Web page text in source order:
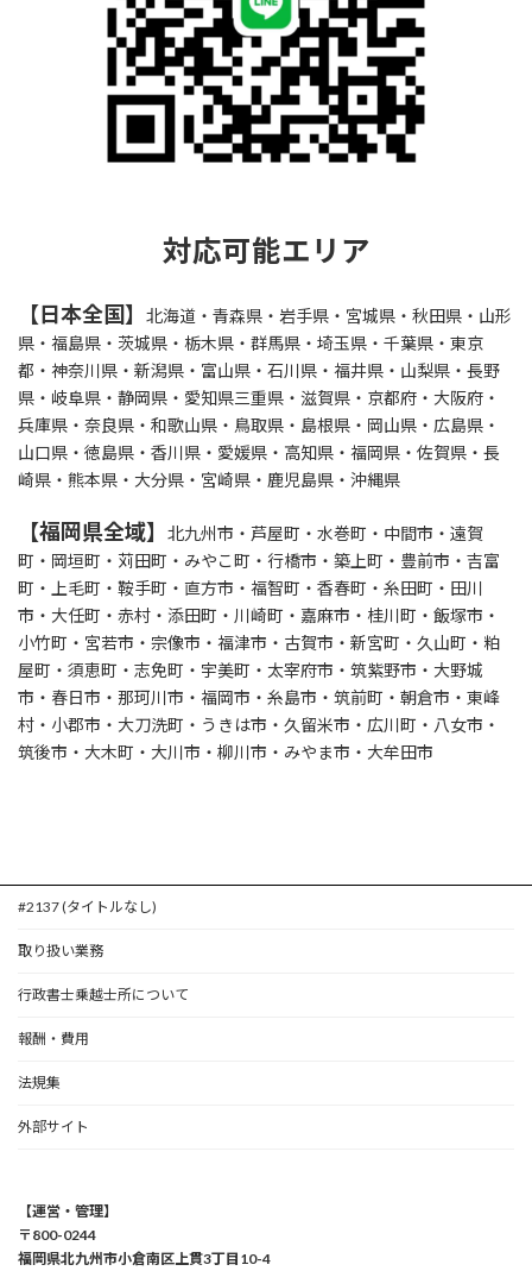
対応可能エリア
【日本全国】
北海道・青森県・岩手県・宮城県・秋田県・山形
県・福島県・茨城県・栃木県・群馬県・埼玉県・千葉県・東京
都・神奈川県・新潟県・富山県・石川県・福井県・山梨県・長野
県・岐阜県・静岡県・愛知県三重県・滋賀県・京都府・大阪府・
兵庫県・奈良県・和歌山県・鳥取県・島根県・岡山県・広島県・
山口県・徳島県・香川県・愛媛県・高知県・福岡県・佐賀県・長
崎県・熊本県・大分県・宮崎県・鹿児島県・沖縄県
【福岡県全域】
北九州市・芦屋町・水巻町・中間市・遠賀
町・岡垣町・苅田町・みやこ町・行橋市・築上町・豊前市・吉富
町・上毛町・鞍手町・直方市・福智町・香春町・糸田町・田川
市・大任町・赤村・添田町・川崎町・嘉麻市・桂川町・飯塚市・
小竹町・宮若市・宗像市・福津市・古賀市・新宮町・久山町・粕
屋町・須恵町・志免町・宇美町・太宰府市・筑紫野市・大野城
市・春日市・那珂川市・福岡市・糸島市・筑前町・朝倉市・東峰
村・小郡市・大刀洗町・うきは市・久留米市・広川町・八女市・
筑後市・大木町・大川市・柳川市・みやま市・大牟田市
#2137 (タイトルなし)
取り扱い業務
行政書士乗越士所について
報酬・費用
法規集
外部サイト
【運営・管理】
〒800-0244
福岡県北九州市小倉南区上貫3丁目10-4